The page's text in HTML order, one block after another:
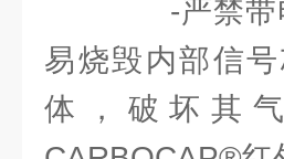
-严禁带电
易烧毁内部信
体，破坏其